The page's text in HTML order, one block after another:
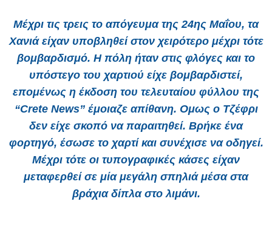
Μέχρι τις τρεις το απόγευμα της 24ης Μαΐου, τα
Χανιά είχαν υποβληθεί στον χειρότερο μέχρι τότε
βομβαρδισμό. Η πόλη ήταν στις φλόγες και το
υπόστεγο του χαρτιού είχε βομβαρδιστεί,
επομένως η έκδοση του τελευταίου φύλλου της
“Crete News” έμοιαζε απίθανη. Ομως ο Τζέφρι
δεν είχε σκοπό να παραιτηθεί. Βρήκε ένα
φορτηγό, έσωσε το χαρτί και συνέχισε να οδηγεί.
Μέχρι τότε οι τυπογραφικές κάσες είχαν
μεταφερθεί σε μία μεγάλη σπηλιά μέσα στα
βράχια δίπλα στο λιμάνι.